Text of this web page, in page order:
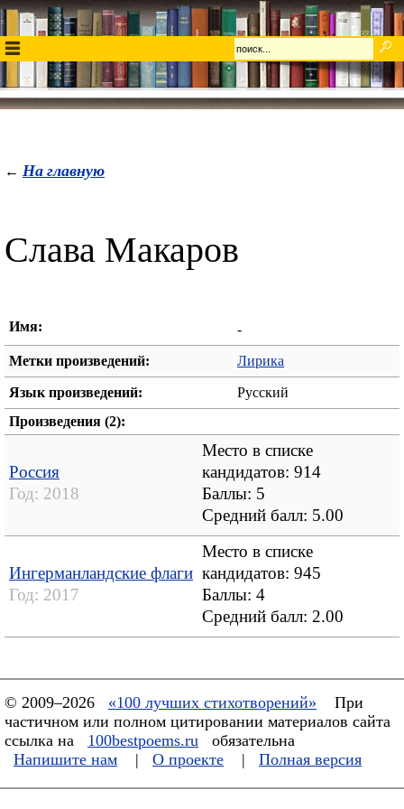
← На главную
Слава Макаров
Имя: -
Метки произведений: Лирика
Язык произведений:
Русский
Произведения (2):
Россия
Год: 2018
Место в списке
кандидатов: 914
Баллы: 5
Средний балл: 5.00
Ингерманландские флаги
Год: 2017
Место в списке
кандидатов: 945
Баллы: 4
Средний балл: 2.00
© 2009–2026 «100 лучших стихотворений»
При
частичном или полном цитировании материалов сайта
ссылка на
100bestpoems.ru
обязательна
Напишите нам
| О проекте | Полная версия